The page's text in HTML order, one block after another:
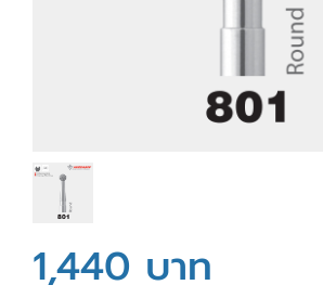
1,440 บาท